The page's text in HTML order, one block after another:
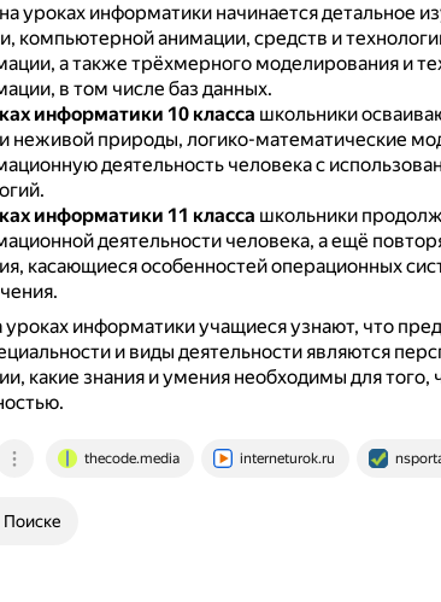
уроках информатики начинается детальное
компьютерной анимации, средств и
а также трёхмерного моделирования и
в том числе баз данных.
информатики 10 класса школьники
неживой природы, логико-математические
деятельность человека с
информатики 11 класса школьники
деятельности человека, а ещё
касающиеся особенностей операционных
уроках информатики учащиеся узнают, что
и виды деятельности являются
какие знания и умения необходимы для того,
thecode.media interneturok.ru
Поиске